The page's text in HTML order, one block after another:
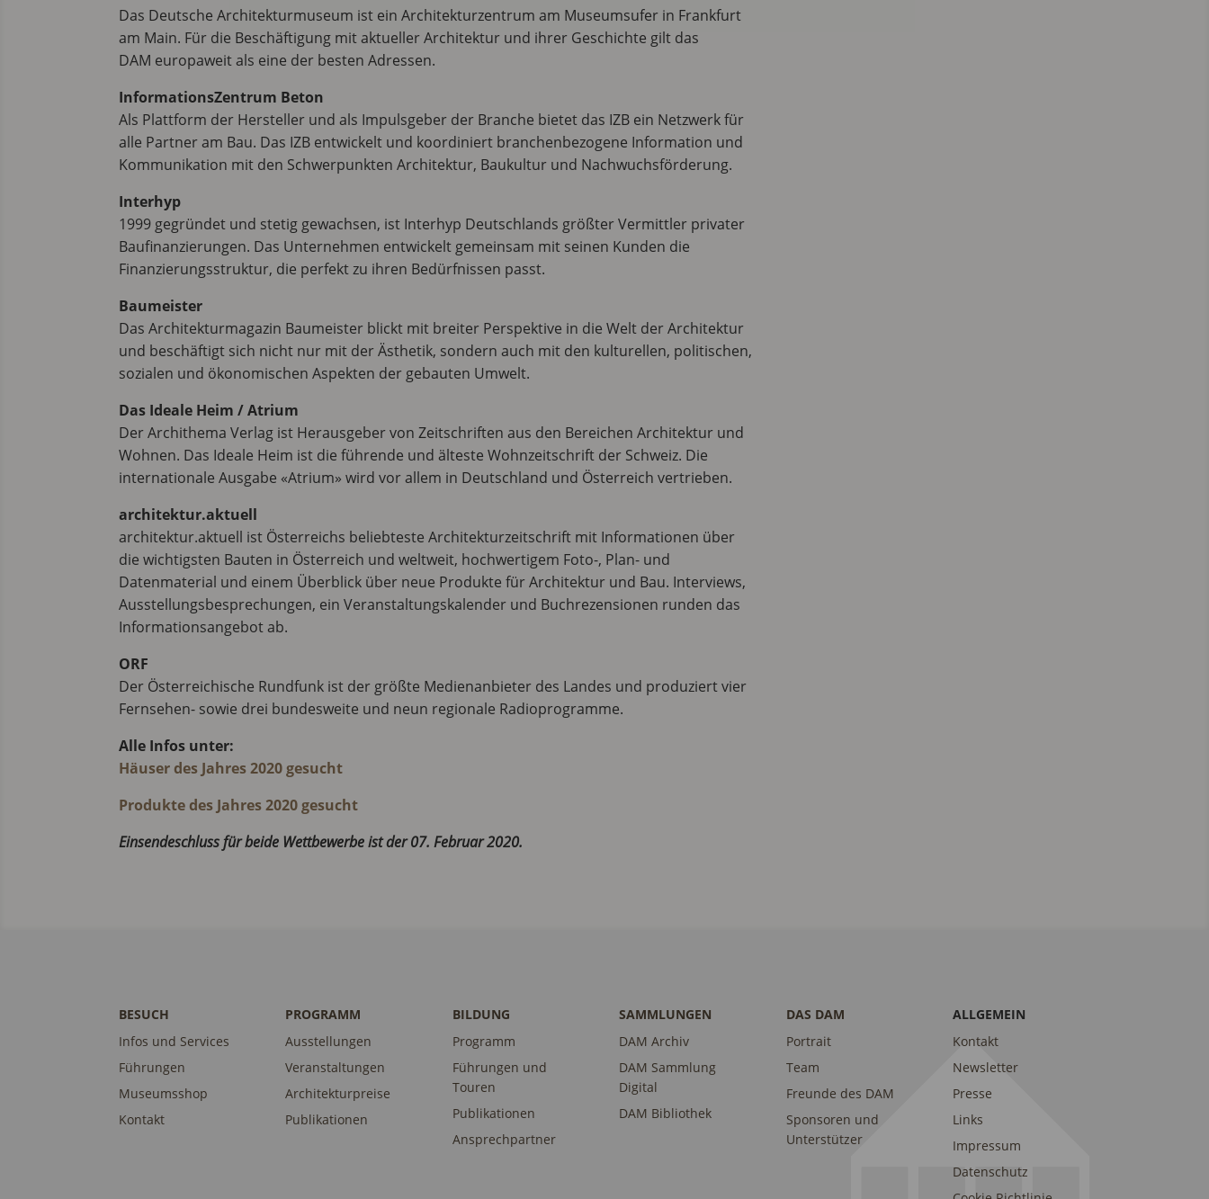
Das Deutsche Architekturmuseum ist ein Architekturzentrum am Museumsufer in Frankfurt
am Main. Für die Beschäftigung mit aktueller Architektur und ihrer Geschichte gilt das
DAM europaweit als eine der besten Adressen.
InformationsZentrum Beton
Als Plattform der Hersteller und als Impulsgeber der Branche bietet das IZB ein Netzwerk für
alle Partner am Bau. Das IZB entwickelt und koordiniert branchenbezogene Information und
Kommunikation mit den Schwerpunkten Architektur, Baukultur und Nachwuchsförderung.
Interhyp
1999 gegründet und stetig gewachsen, ist Interhyp Deutschlands größter Vermittler privater
Baufinanzierungen. Das Unternehmen entwickelt gemeinsam mit seinen Kunden die
Finanzierungsstruktur, die perfekt zu ihren Bedürfnissen passt.
Baumeister
Das Architekturmagazin Baumeister blickt mit breiter Perspektive in die Welt der Architektur
und beschäftigt sich nicht nur mit der Ästhetik, sondern auch mit den kulturellen, politischen,
sozialen und ökonomischen Aspekten der gebauten Umwelt.
Das Ideale Heim / Atrium
Der Archithema Verlag ist Herausgeber von Zeitschriften aus den Bereichen Architektur und
Wohnen. Das Ideale Heim ist die führende und älteste Wohnzeitschrift der Schweiz. Die
internationale Ausgabe «Atrium» wird vor allem in Deutschland und Österreich vertrieben.
architektur.aktuell
architektur.aktuell ist Österreichs beliebteste Architekturzeitschrift mit Informationen über
die wichtigsten Bauten in Österreich und weltweit, hochwertigem Foto-, Plan- und
Datenmaterial und einem Überblick über neue Produkte für Architektur und Bau. Interviews,
Ausstellungsbesprechungen, ein Veranstaltungskalender und Buchrezensionen runden das
Informationsangebot ab.
ORF
Der Österreichische Rundfunk ist der größte Medienanbieter des Landes und produziert vier
Fernsehen- sowie drei bundesweite und neun regionale Radioprogramme.
Alle Infos unter:
Häuser des Jahres 2020 gesucht
Produkte des Jahres 2020 gesucht
Einsendeschluss für beide Wettbewerbe ist der 07. Februar 2020.
BESUCH
Infos und Services
Führungen
Museumsshop
Kontakt
PROGRAMM
Ausstellungen
Veranstaltungen
Architekturpreise
Publikationen
BILDUNG
Programm
Führungen und
Touren
Publikationen
Ansprechpartner
SAMMLUNGEN
DAM Archiv
DAM Sammlung
Digital
DAM Bibliothek
DAS DAM
Portrait
Team
Freunde des DAM
Sponsoren und
Unterstützer
ALLGEMEIN
Kontakt
Newsletter
Presse
Links
Impressum
Datenschutz